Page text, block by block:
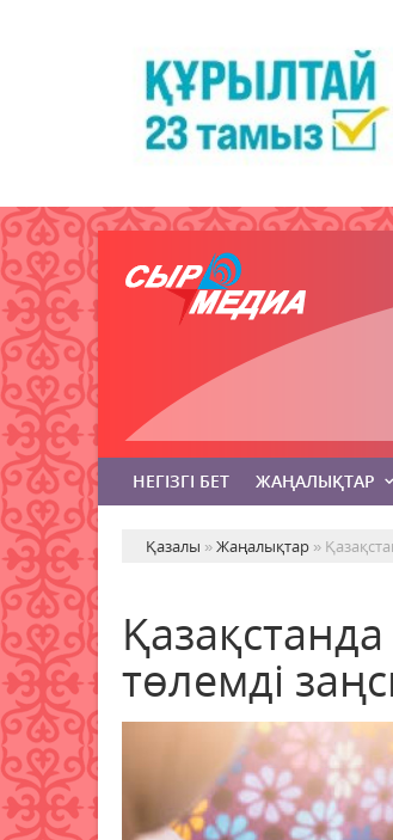
НЕГІЗГІ БЕТ ЖАҢАЛЫҚТАР
Қазалы »Жаңалықтар »
төлемді